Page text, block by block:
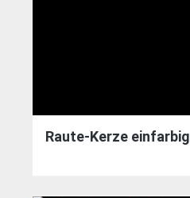
Raute-Kerze einfarbig